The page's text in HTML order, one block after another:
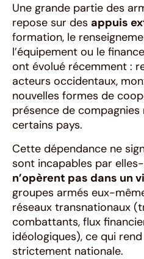
Une grande partie des
repose sur des appuis
formation, le
l’équipement ou le
ont évolué récemment :
acteurs occidentaux,
nouvelles formes de
présence de
certains pays.
Cette dépendance ne
sont incapables par
n’opèrent pas dans un
groupes armés eux-
réseaux transnationaux
combattants, flux
idéologiques), ce qui
strictement nationale.